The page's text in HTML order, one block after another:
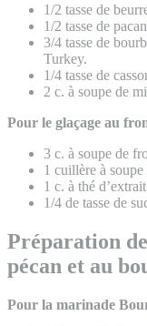
1/2 tasse de
1/2 tasse de
3/4 tasse de
Turkey.
1/4 tasse de
2 c. à soupe de
Pour le glaçage au
3 c. à soupe de
1 cuillère à
1 c. à thé
1/4 de tasse de
Préparation
pécan et au
Pour la marinade